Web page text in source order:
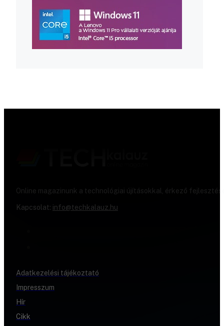
Online magazinunk a technológiai újításokkal, érkező
Kapcsolat: info@techkalauz.hu
Adatkezelési tájékoztató
Impresszum
Hír
Cikk